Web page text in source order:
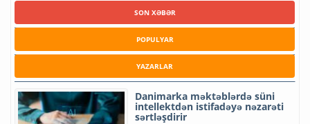
SON XƏBƏR
POPULYAR
YAZARLAR
Danimarka məktəblərdə süni
intellektdən istifadəyə nəzarəti
sərtləşdirir